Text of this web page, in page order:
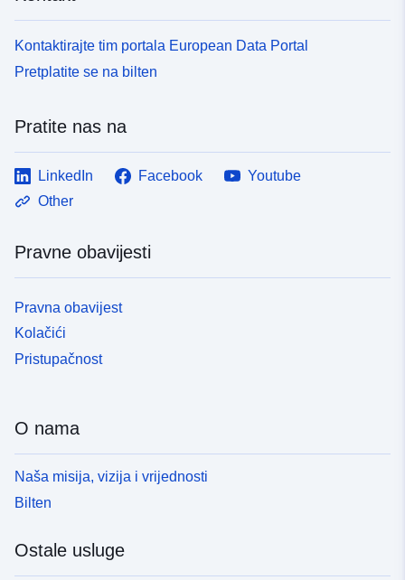
Kontaktirajte tim portala European Data Portal
Pretplatite se na bilten
Pratite nas na
LinkedIn Facebook
Youtube
Other
Pravne obavijesti
Pravna obavijest
Kolačići
Pristupačnost
O nama
Naša misija, vizija i vrijednosti
Bilten
Ostale usluge